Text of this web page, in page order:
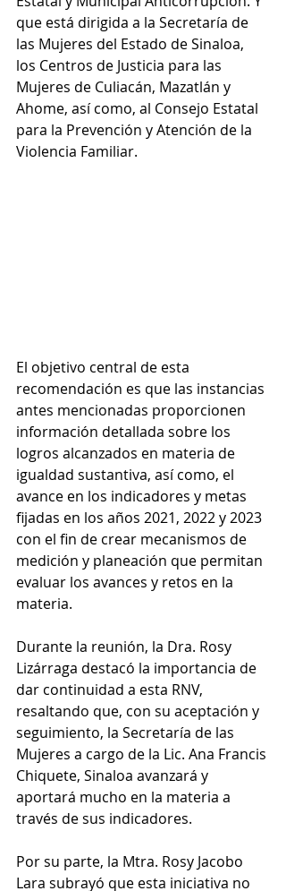
que está dirigida a la Secretaría de
las Mujeres del Estado de Sinaloa,
los Centros de Justicia para las
Mujeres de Culiacán, Mazatlán y
Ahome, así como, al Consejo Estatal
para la Prevención y Atención de la
Violencia Familiar.
El objetivo central de esta
recomendación es que las instancias
antes mencionadas proporcionen
información detallada sobre los
logros alcanzados en materia de
igualdad sustantiva, así como, el
avance en los indicadores y metas
fijadas en los años 2021, 2022 y 2023
con el fin de crear mecanismos de
medición y planeación que permitan
evaluar los avances y retos en la
materia.
Durante la reunión, la Dra. Rosy
Lizárraga destacó la importancia de
dar continuidad a esta RNV,
resaltando que, con su aceptación y
seguimiento, la Secretaría de las
Mujeres a cargo de la Lic. Ana Francis
Chiquete, Sinaloa avanzará y
aportará mucho en la materia a
través de sus indicadores.
Por su parte, la Mtra. Rosy Jacobo
Lara subrayó que esta iniciativa no